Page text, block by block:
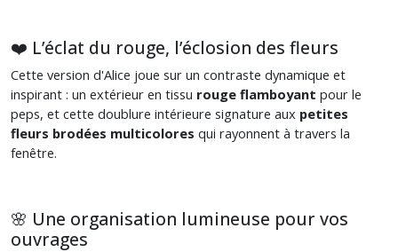
❤️ L’éclat du rouge, l’éclosion des fleurs
Cette version d'Alice joue sur un contraste dynamique et
inspirant : un extérieur en tissu rouge flamboyant pour le
peps, et cette doublure intérieure signature aux petites
fleurs brodées multicolores qui rayonnent à travers la
fenêtre.
🌸 Une organisation lumineuse pour vos
ouvrages